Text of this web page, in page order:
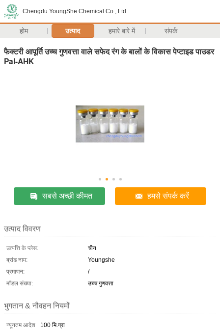
Chengdu YoungShe Chemical Co., Ltd
होम उत्पाद हमारे बारे में संपर्क
फैक्टरी आपूर्ति उच्च गुणवत्ता वाले सफेद रंग के बालों के विकास पेप्टाइड पाउडर
Pal-AHK
सबसे अच्छी कीमत हमसे संपर्क करें
उत्पाद विवरण
उत्पत्ति के प्लेस:
चीन
ब्रांड नाम:
Youngshe
प्रमाणन:
/
मॉडल संख्या:
उच्च गुणवत्ता
भुगतान & नौवहन नियमों
न्यूनतम आदेश
100 मि.ग्रा